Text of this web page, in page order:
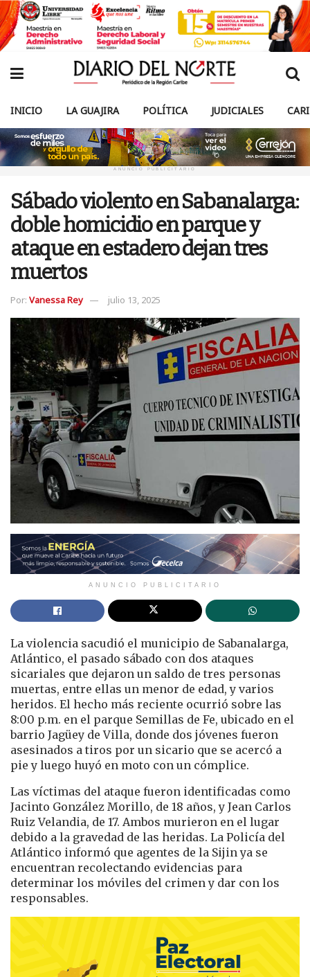
INICIO LA GUAJIRA POLÍTICA JUDICIALES
ANUNCIO PUBLICITARIO
Sábado violento en Sabanalarga:
doble homicidio en parque y
ataque en estadero dejan tres
muertos
Por: Vanessa Rey julio 13, 2025
ANUNCIO PUBLICITARIO
La violencia sacudió el municipio de Sabanalarga,
Atlántico, el pasado sábado con dos ataques
sicariales que dejaron un saldo de tres personas
muertas, entre ellas un menor de edad, y varios
heridos. El hecho más reciente ocurrió sobre las
8:00 p.m. en el parque Semillas de Fe, ubicado en el
barrio Jagüey de Villa, donde dos jóvenes fueron
asesinados a tiros por un sicario que se acercó a
pie y luego huyó en moto con un cómplice.
Las víctimas del ataque fueron identificadas como
Jacinto González Morillo, de 18 años, y Jean Carlos
Ruiz Velandia, de 17. Ambos murieron en el lugar
debido a la gravedad de las heridas. La Policía del
Atlántico informó que agentes de la Sijin ya se
encuentran recolectando evidencias para
determinar los móviles del crimen y dar con los
responsables.